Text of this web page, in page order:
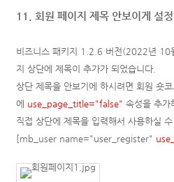
11. 회원 페이지 제목 안보이게 설정
비즈니스 패키지 1.2.6 버전(2022년 10
지 상단에 제목이 추가가 되었습니다.
상단 제목을 안보기에 하시려면 회원 숏코
에 use_page_title="false" 속성을 추가
직접 상단에 제목을 입력해서 사용하실 수
[mb_user name="user_register"